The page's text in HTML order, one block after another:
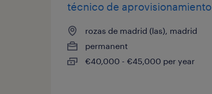
técnico de aprovisionamiento
rozas de madrid (las), madrid
permanent
€40,000 - €45,000 per year